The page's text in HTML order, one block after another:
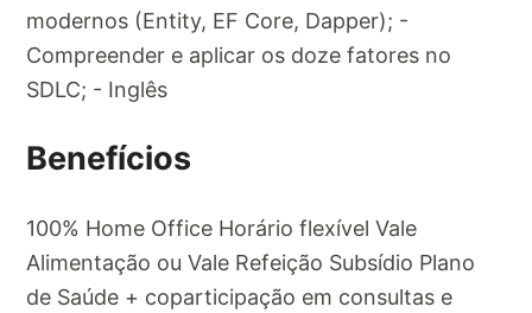
modernos (Entity, EF Core, Dapper); -
Compreender e aplicar os doze fatores no
SDLC; - Inglês
Benefícios
100% Home Office Horário flexível Vale
Alimentação ou Vale Refeição Subsídio Plano
de Saúde + coparticipação em consultas e